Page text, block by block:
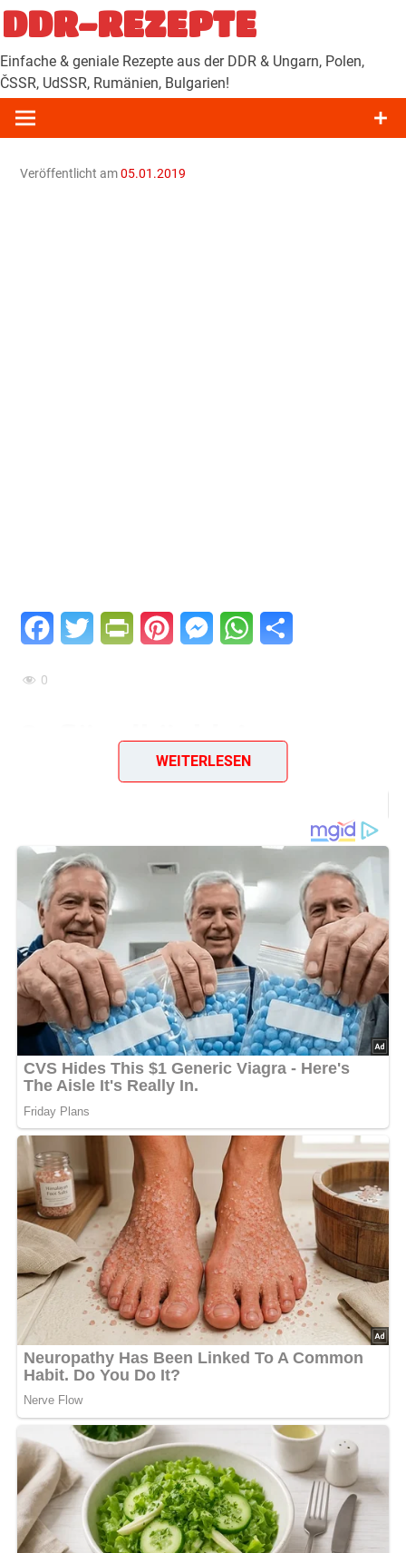
Zum
Inhalt
springen
DDR-REZEPTE
Einfache & geniale Rezepte aus der DDR & Ungarn, Polen,
ČSSR, UdSSR, Rumänien, Bulgarien!
Veröffentlicht am05.01.2019
FacebookTwitter PrintFriendly
PinterestMessengerWhatsApp
0
Geflügelküchlein
300 g gare Geflügelfleischreste
1/2 Tasse Haferflocken
4 Eßlöffel Milch
1 Ei
1 kleine Zwiebel
Salz
Pfeffer
Öl
Zubereitung
Fleisch, in Milch eingeweichte Haferflocken und Ei im
Mixer pürieren.
Die Masse mit feingehackter Zwiebel, Salz und Pfeffer
vermischen und zu flachen Küchlein formen.
Mit Öl bepinselt auf beiden Seiten grillen.
[Nach: Von Grill und Rechaud © Verlag für die Frau, Leipzig-Berlin, DDR]
Kennst du schon unser tolles DDR-Quiz? Was weißt du
noch alles über die DDR? Teste dein Wissen jetzt!
Jetzt Sterne vergeben – Rezept
bewerten
5/5 (3 Bewertung)
WEITERLESEN